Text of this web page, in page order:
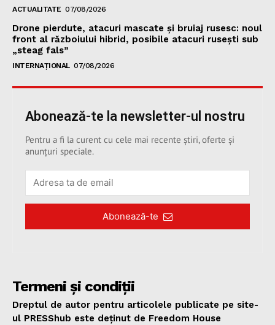
ACTUALITATE 07/08/2026
Drone pierdute, atacuri mascate și bruiaj rusesc: noul
front al războiului hibrid, posibile atacuri rusești sub
„steag fals”
INTERNAȚIONAL 07/08/2026
Abonează-te la newsletter-ul nostru
Pentru a fi la curent cu cele mai recente știri, oferte și
anunțuri speciale.
Abonează-te
Termeni și condiții
Dreptul de autor pentru articolele publicate pe site-
ul PRESShub este deținut de Freedom House